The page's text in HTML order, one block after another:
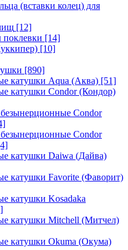
(вставки колец) для
[12]
поклевки [14]
[10]
[890]
катушки Aqua (Аква) [51]
катушки Condor (Кондор)
Condor
Condor
катушки Daiwa (Дайва)
катушки Favorite (Фаворит)
катушки Kosadaka
катушки Mitchell (Митчел)
катушки Okuma (Окума)